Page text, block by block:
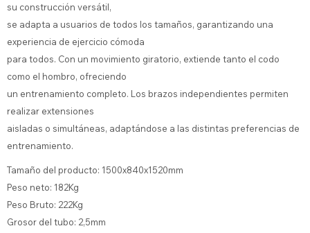
su construcción versátil,
se adapta a usuarios de todos los tamaños, garantizando una
experiencia de ejercicio cómoda
para todos. Con un movimiento giratorio, extiende tanto el codo
como el hombro, ofreciendo
un entrenamiento completo. Los brazos independientes permiten
realizar extensiones
aisladas o simultáneas, adaptándose a las distintas preferencias de
entrenamiento.
Tamaño del producto: 1500x840x1520mm
Peso neto: 182Kg
Peso Bruto: 222Kg
Grosor del tubo: 2,5mm